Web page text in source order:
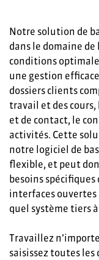
Notre solution de
dans le domaine
conditions
une gestion
dossiers clients
travail et des cours,
et de contact, le
activités. Cette
notre logiciel de
flexible, et peut
besoins
interfaces
quel système tiers
Travaillez
saisissez toutes